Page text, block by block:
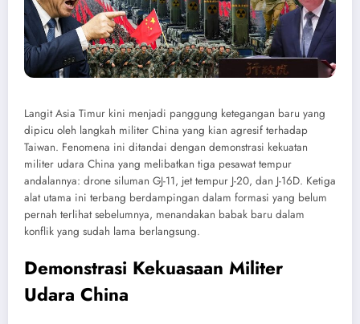
Langit Asia Timur kini menjadi panggung ketegangan baru yang
dipicu oleh langkah militer China yang kian agresif terhadap
Taiwan. Fenomena ini ditandai dengan demonstrasi kekuatan
militer udara China yang melibatkan tiga pesawat tempur
andalannya: drone siluman GJ-11, jet tempur J-20, dan J-16D. Ketiga
alat utama ini terbang berdampingan dalam formasi yang belum
pernah terlihat sebelumnya, menandakan babak baru dalam
konflik yang sudah lama berlangsung.
Demonstrasi Kekuasaan Militer
Udara China